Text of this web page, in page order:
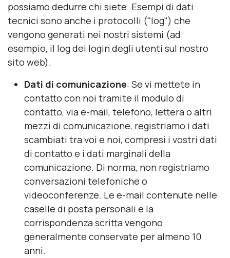
possiamo dedurre chi siete. Esempi di dati
tecnici sono anche i protocolli ("log") che
vengono generati nei nostri sistemi (ad
esempio, il log dei login degli utenti sul nostro
sito web).
Dati di comunicazione: Se vi mettete in
contatto con noi tramite il modulo di
contatto, via e-mail, telefono, lettera o altri
mezzi di comunicazione, registriamo i dati
scambiati tra voi e noi, compresi i vostri dati
di contatto e i dati marginali della
comunicazione. Di norma, non registriamo
conversazioni telefoniche o
videoconferenze. Le e-mail contenute nelle
caselle di posta personali e la
corrispondenza scritta vengono
generalmente conservate per almeno 10
anni.